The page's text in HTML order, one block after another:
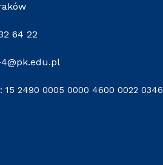
64 22
15 2490 0005 0000 4600 0022 0346